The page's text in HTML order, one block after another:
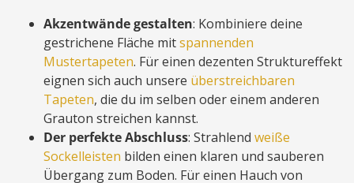
Akzentwände gestalten: Kombiniere deine
gestrichene Fläche mitspannenden
Mustertapeten. Für einen dezenten Struktureffekt
eignen sich auch unsere überstreichbaren
Tapeten, die du im selben oder einem anderen
Grauton streichen kannst.
Der perfekte Abschluss: Strahlend weiße
Sockelleisten bilden einen klaren und sauberen
Übergang zum Boden. Für einen Hauch von